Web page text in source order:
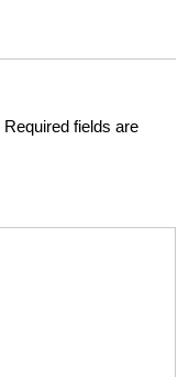
Required fields are